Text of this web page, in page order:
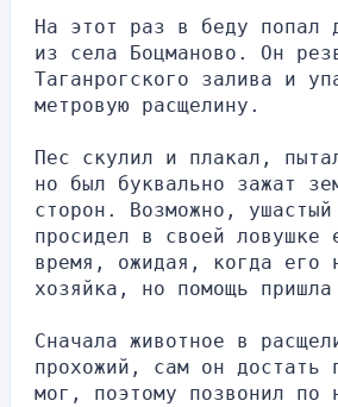
На этот раз в беду попал
из села Боцманово. Он
Таганрогского залива и
метровую расщелину.
Пес скулил и плакал,
но был буквально зажат
сторон. Возможно,
просидел в своей ловушке
время, ожидая, когда его
хозяйка, но помощь пришла
Сначала животное в
прохожий, сам он достать
мог, поэтому позвонил по